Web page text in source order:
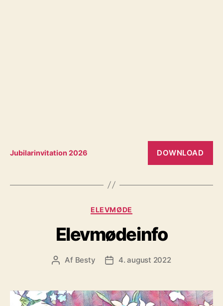
Jubilarinvitation 2026 DOWNLOAD
Kategorier
ELEVMØDE
Elevmødeinfo
Indlægsforfatter
Af Besty Indlægsdato
4. august 2022